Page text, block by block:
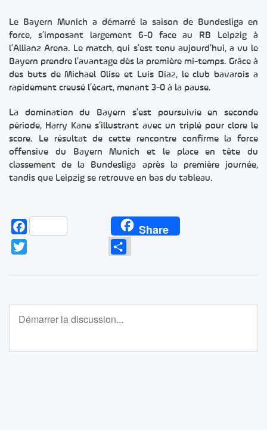
Le Bayern Munich a démarré la saison de Bundesliga en
force, s’imposant largement 6-0 face au RB Leipzig à
l’Allianz Arena. Le match, qui s’est tenu aujourd’hui, a vu le
Bayern prendre l’avantage dès la première mi-temps. Grâce à
des buts de Michael Olise et Luis Diaz, le club bavarois a
rapidement creusé l’écart, menant 3-0 à la pause.
​La domination du Bayern s’est poursuivie en seconde
période, Harry Kane s’illustrant avec un triplé pour clore le
score. Le résultat de cette rencontre confirme la force
offensive du Bayern Munich et le place en tête du
classement de la Bundesliga après la première journée,
tandis que Leipzig se retrouve en bas du tableau.
Facebook Share
Partager